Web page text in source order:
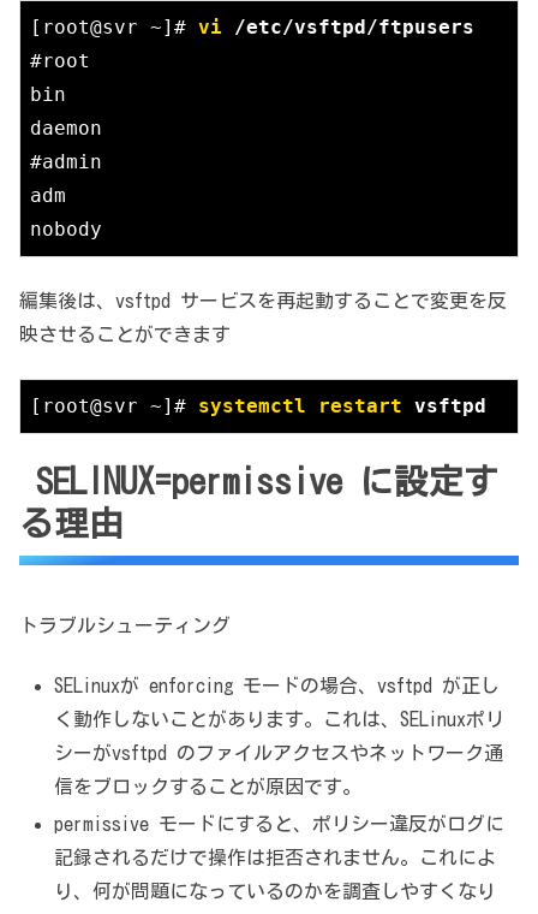
[root@svr ~]# vi /etc/vsftpd/ftpusers
#root
bin
daemon
#admin
adm
nobody
編集後は、vsftpd サービスを再起動することで変更を反
映させることができます
[root@svr ~]# systemctl restart vsftpd
SELINUX=permissive に設定す
る理由
トラブルシューティング
SELinuxが enforcing モードの場合、vsftpd が正し
く動作しないことがあります。これは、SELinuxポリ
シーがvsftpd のファイルアクセスやネットワーク通
信をブロックすることが原因です。
permissive モードにすると、ポリシー違反がログに
記録されるだけで操作は拒否されません。これによ
り、何が問題になっているのかを調査しやすくなり